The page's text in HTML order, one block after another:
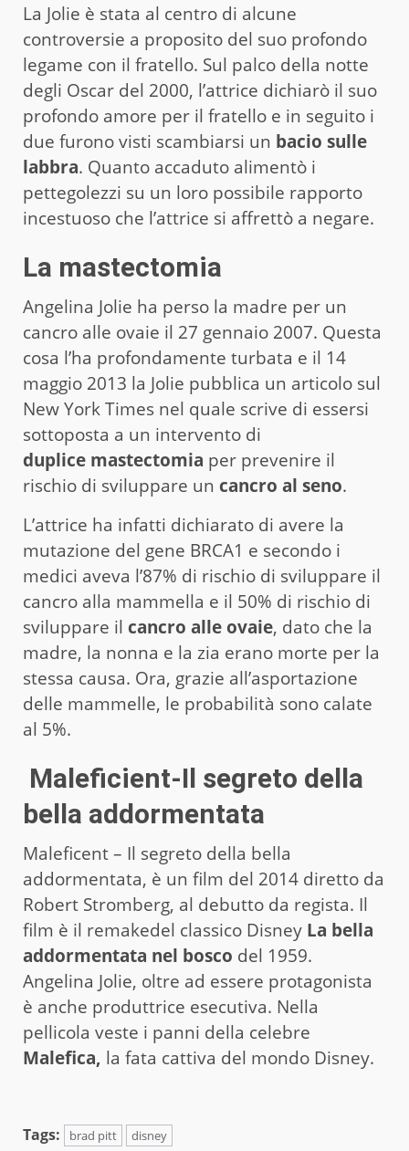
La Jolie è stata al centro di alcune
controversie a proposito del suo profondo
legame con il fratello. Sul palco della notte
degli Oscar del 2000, l’attrice dichiarò il suo
profondo amore per il fratello e in seguito i
due furono visti scambiarsi un bacio sulle
labbra. Quanto accaduto alimentò i
pettegolezzi su un loro possibile rapporto
incestuoso che l’attrice si affrettò a negare.
La mastectomia
Angelina Jolie ha perso la madre per un
cancro alle ovaie il 27 gennaio 2007. Questa
cosa l’ha profondamente turbata e il 14
maggio 2013 la Jolie pubblica un articolo sul
New York Times nel quale scrive di essersi
sottoposta a un intervento di
duplice mastectomia per prevenire il
rischio di sviluppare un cancro al seno.
L’attrice ha infatti dichiarato di avere la
mutazione del gene BRCA1 e secondo i
medici aveva l’87% di rischio di sviluppare il
cancro alla mammella e il 50% di rischio di
sviluppare il cancro alle ovaie, dato che la
madre, la nonna e la zia erano morte per la
stessa causa. Ora, grazie all’asportazione
delle mammelle, le probabilità sono calate
al 5%.
Maleficient-Il segreto della
bella addormentata
Maleficent – Il segreto della bella
addormentata, è un film del 2014 diretto da
Robert Stromberg, al debutto da regista. Il
film è il remakedel classico Disney La bella
addormentata nel bosco del 1959.
Angelina Jolie, oltre ad essere protagonista
è anche produttrice esecutiva. Nella
pellicola veste i panni della celebre
Malefica, la fata cattiva del mondo Disney.
Tags: brad pitt disney